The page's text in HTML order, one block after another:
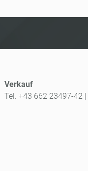
Verkauf
Tel. +43 662 23497-42 |